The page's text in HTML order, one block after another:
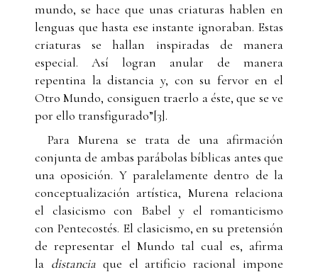
mundo, se hace que unas criaturas hablen en
lenguas que hasta ese instante ignoraban. Estas
criaturas se hallan inspiradas de manera
especial. Así logran anular de manera
repentina la distancia y, con su fervor en el
Otro Mundo, consiguen traerlo a éste, que se ve
por ello transfigurado”[3].
Para Murena se trata de una afirmación
conjunta de ambas parábolas bíblicas antes que
una oposición. Y paralelamente dentro de la
conceptualización artística, Murena relaciona
el clasicismo con Babel y el romanticismo
con Pentecostés. El clasicismo, en su pretensión
de representar el Mundo tal cual es, afirma
la distanciaque el artificio racional impone